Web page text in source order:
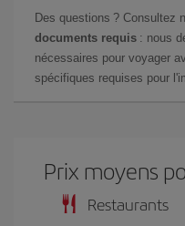
Des questions ? Consultez
documents requis : nous
nécessaires pour voyager
spécifiques requises pour
Prix ​​moyens
Restaurants